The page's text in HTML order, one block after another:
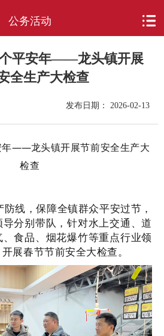
公务活动
平安年——龙头镇开展
全生产大检查
发布日期： 2026-02-13
——龙头镇开展节前安全生产大
检查
，保障全镇群众平安过节，
分别带队，针对水上交通、道
食品、烟花爆竹等重点行业领
展春节节前安全大检查。